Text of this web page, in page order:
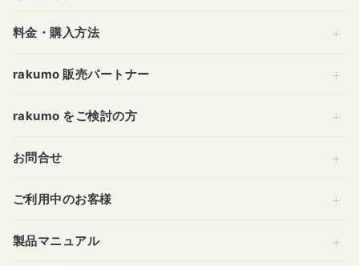
料金・購入方法
rakumo 販売パートナー
rakumo をご検討の方
お問合せ
ご利用中のお客様
製品マニュアル